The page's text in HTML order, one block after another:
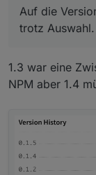
Auf die
trotz
1.3 war eine
NPM aber 1.4